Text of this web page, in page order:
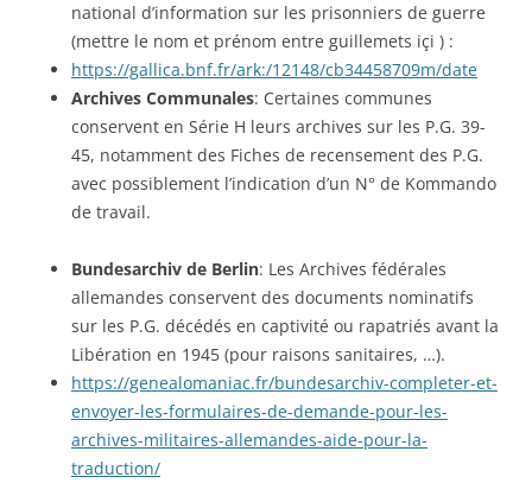
national d’information sur les prisonniers de guerre
(mettre le nom et prénom entre guillemets içi ) :
https://gallica.bnf.fr/ark:/12148/cb34458709m/date
Archives Communales: Certaines communes
conservent en Série H leurs archives sur les P.G. 39-
45, notamment des Fiches de recensement des P.G.
avec possiblement l’indication d’un N° de Kommando
de travail.
Bundesarchiv de Berlin: Les Archives fédérales
allemandes conservent des documents nominatifs
sur les P.G. décédés en captivité ou rapatriés avant la
Libération en 1945 (pour raisons sanitaires, …).
https://genealomaniac.fr/bundesarchiv-completer-et-
envoyer-les-formulaires-de-demande-pour-les-
archives-militaires-allemandes-aide-pour-la-
traduction/